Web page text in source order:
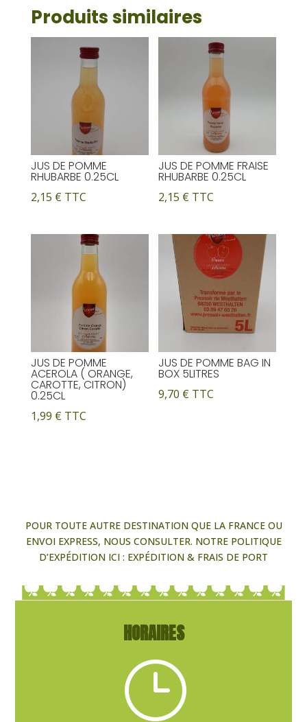
(
BETTERAVE,
CAROTTE,
Produits similaires
JUS DE POMME
RHUBARBE 0.25CL
2,15 € TTC
JUS DE POMME FRAISE
RHUBARBE 0.25CL
2,15 € TTC
JUS DE POMME
ACEROLA ( ORANGE,
CAROTTE, CITRON)
0.25CL
1,99 € TTC
JUS DE POMME BAG IN
BOX 5LITRES
9,70 € TTC
POUR TOUTE AUTRE DESTINATION QUE LA FRANCE OU
ENVOI EXPRESS, NOUS CONSULTER. NOTRE POLITIQUE
D’EXPÉDITION ICI : EXPÉDITION & FRAIS DE PORT
HORAIRES
}